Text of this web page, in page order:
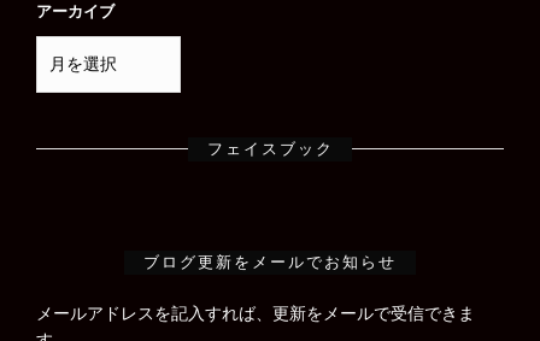
アーカイブ
フェイスブック
ブログ更新をメールでお知らせ
メールアドレスを記入すれば、更新をメールで受信できま